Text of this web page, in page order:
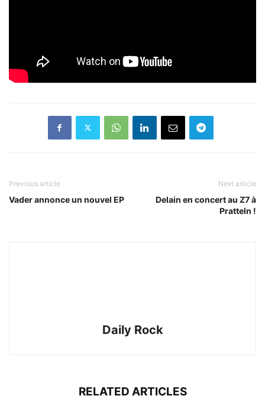
Previous article
Vader annonce un nouvel EP
Next article
Delain en concert au Z7 à
Pratteln !
Daily Rock
RELATED ARTICLES